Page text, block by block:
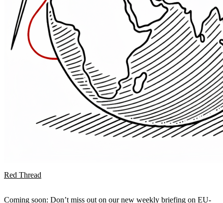
Red Thread
Coming soon: Don’t miss out on our new weekly briefing on EU-